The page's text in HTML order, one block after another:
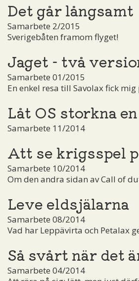
Det går långsamt
Samarbete 2/2015
Sverigebåten framom flyget!
Jaget - två
Samarbete 01/2015
En enkel resa till Savolax fick
Låt OS storkna
Samarbete 11/2014
Att se krigsspel
Samarbete 10/2014
Om den andra sidan av Call of
Leve eldsjälarna
Samarbete 08/2014
Vad har Leppävirta och Petalax
Så svårt när det
Samarbete 04/2014